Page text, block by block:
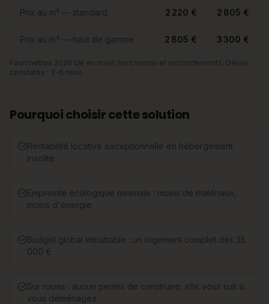
Prix au m² — standard 2 220 € 2 805 €
Prix au m² — haut de gamme 2 805 € 3 300 €
Fourchettes 2026 clé en main, hors terrain et raccordements. Délais
constatés : 3-6 mois.
Pourquoi choisir cette solution
Rentabilité locative exceptionnelle en hébergement
insolite
Empreinte écologique minimale : moins de matériaux,
moins d'énergie
Budget global imbattable : un logement complet dès 35
000 €
Sur roues : aucun permis de construire, elle vous suit si
vous déménagez